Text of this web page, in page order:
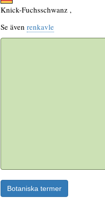
Knick-Fuchsschwanz ,
Se även renkavle
Botaniska termer